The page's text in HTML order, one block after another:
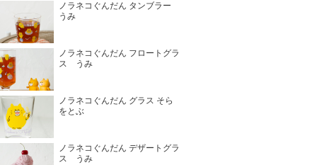
ノラネコぐんだん タンブラー
うみ
ノラネコぐんだん フロートグラ
ス うみ
ノラネコぐんだん グラス そら
をとぶ
ノラネコぐんだん デザートグラ
ス うみ